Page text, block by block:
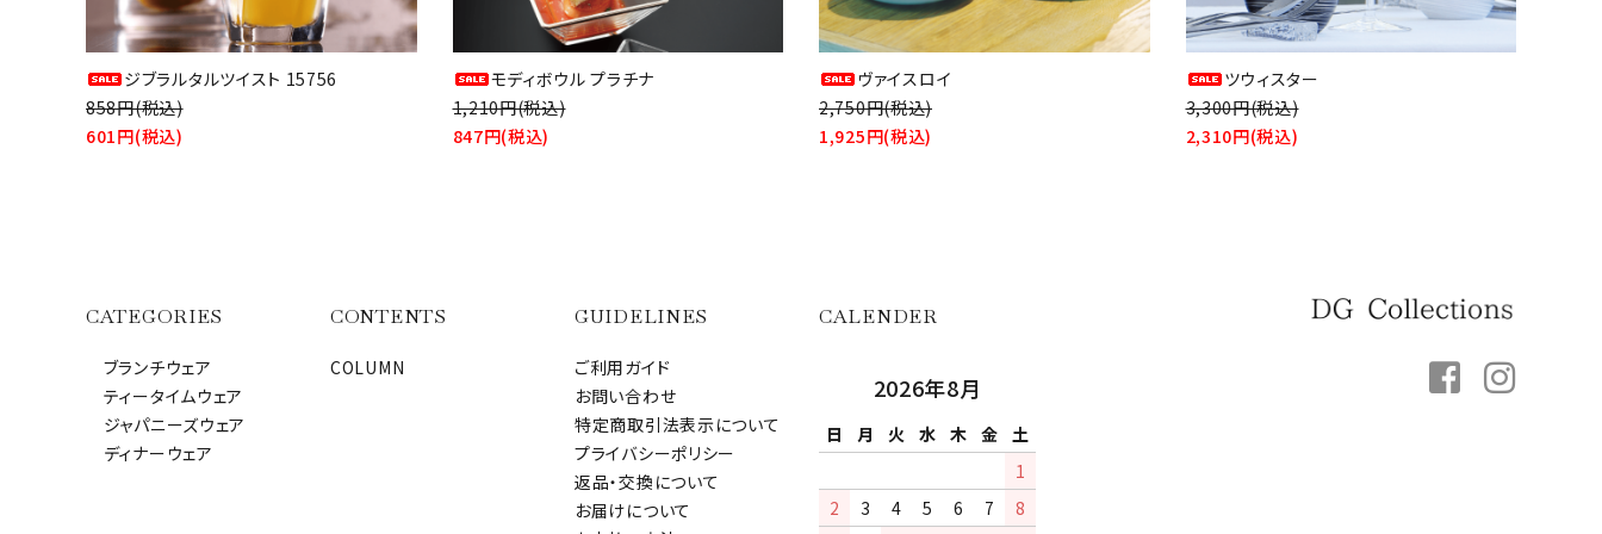
ジブラルタルツイスト 15756
858円(税込)
601円(税込)
モディボウル プラチナ
1,210円(税込)
847円(税込)
ヴァイスロイ
2,750円(税込)
1,925円(税込)
ツウィスター
3,300円(税込)
2,310円(税込)
CATEGORIES
ブランチウェア
ティータイムウェア
ジャパニーズウェア
ディナーウェア
CONTENTS
COLUMN
GUIDELINES
ご利用ガイド
お問い合わせ
特定商取引法表示について
プライバシーポリシー
返品・交換について
お届けについて
CALENDER
2026年8月
日 月 火 水 木 金 土
1
2
3 4 5 6 7
8